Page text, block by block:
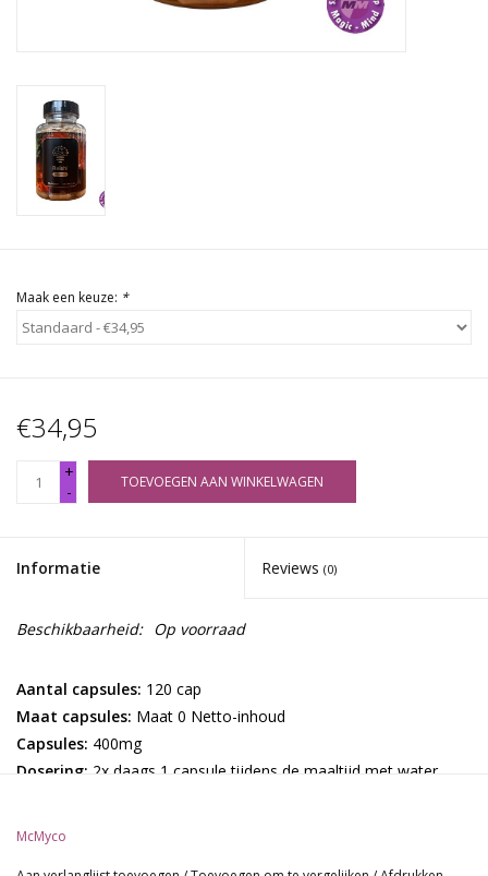
Maak een keuze: *
€34,95
+
-
TOEVOEGEN AAN WINKELWAGEN
Informatie Reviews (0)
Beschikbaarheid: Op voorraad
Aantal capsules: 120 cap
Maat capsules: Maat 0 Netto-inhoud
Capsules: 400mg
Dosering: 2x daags 1 capsule tijdens de maaltijd met water
McMyco